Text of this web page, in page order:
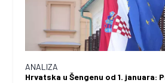
ANALIZA
Hrvatska u Šengenu od 1. januara: